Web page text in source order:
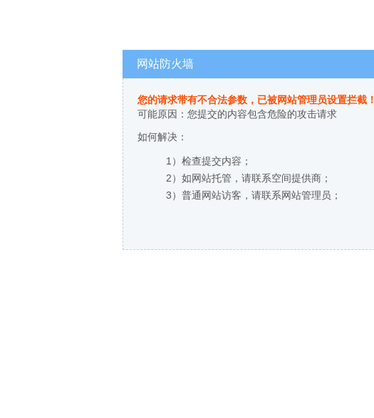
网站防火墙
您的请求带有不合法参数，已被网站管理员设置拦截！
可能原因：您提交的内容包含危险的攻击请求
如何解决：
1）检查提交内容；
2）如网站托管，请联系空间提供商；
3）普通网站访客，请联系网站管理员；